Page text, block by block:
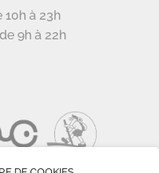
à 23h
9h à 22h